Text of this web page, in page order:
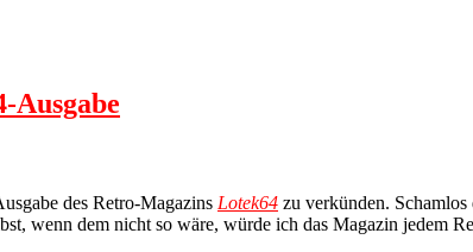
Ausgabe
des Retro-Magazins Lotek64 zu verkünden.
wenn dem nicht so wäre, würde ich das Magazin jedem